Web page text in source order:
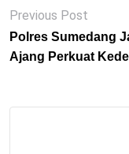
Previous Post
Polres Sumedang
Ajang Perkuat